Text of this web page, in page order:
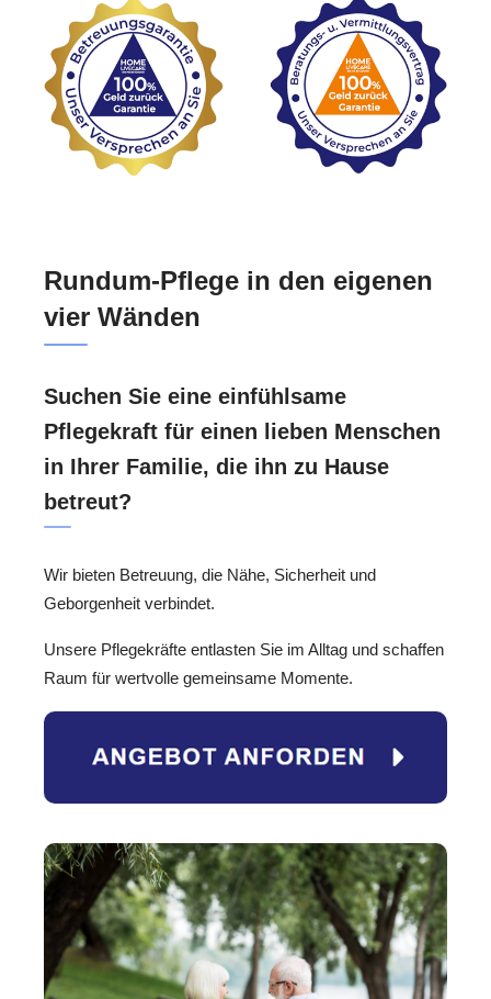
Rundum-Pflege in den eigenen
vier Wänden
Suchen Sie eine einfühlsame
Pflegekraft für einen lieben Menschen
in Ihrer Familie, die ihn zu Hause
betreut?
Wir bieten Betreuung, die Nähe, Sicherheit und
Geborgenheit verbindet.
Unsere Pflegekräfte entlasten Sie im Alltag und schaffen
Raum für wertvolle gemeinsame Momente.